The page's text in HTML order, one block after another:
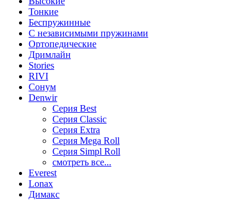
Тонкие
Беспружинные
С независимыми пружинами
Ортопедические
Дримлайн
Stories
RIVI
Сонум
Denwir
Серия Best
Серия Classic
Серия Extra
Серия Mega Roll
Серия Simpl Roll
смотреть все...
Everest
Lonax
Димакс